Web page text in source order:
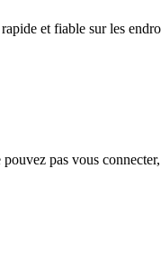
et fiable sur les
pas vous